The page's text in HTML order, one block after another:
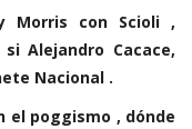
Morris con Scioli ,
Alejandro Cacace,
Nacional .
el poggismo , dónde